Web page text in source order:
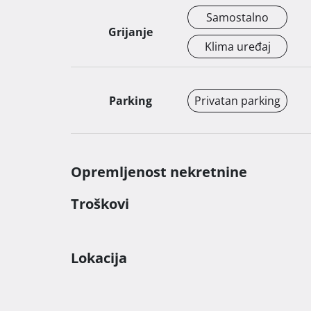
UREĐENA DOKUMENTACIJA I MOGUĆNOST
Stanovi posjeduju urednu dokumentaciju i
dostupnim kako domaćim kupcima, tako i
Grijanje
Samostalno
Klima uređaj
Parking Privatan parking
Opremljenost nekretnine
Troškovi
Lokacija